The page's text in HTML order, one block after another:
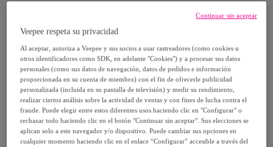
Entrega
Envío gratis
Entrega: Entre el15/08y el18/08
¿Cómo funciona?
Veepee respeta su privacidad
Al aceptar, autoriza a Veepee y sus socios a usar rastreadores (como cookies u
otros identificadores como SDK, en adelante "Cookies") y a procesar sus datos
personales (como sus datos de navegación, datos de pedidos e información
proporcionada en su cuenta de miembro) con el fin de ofrecerle publicidad
personalizada (incluida en su pantalla de televisión) y medir su rendimiento,
realizar ciertos análisis sobre la actividad de ventas y con fines de lucha contra el
fraude. Puede elegir entre estos diferentes usos haciendo clic en "Configurar" o
rechazar todo haciendo clic en el botón "Continuar sin aceptar". Sus elecciones se
aplican solo a este navegador y/o dispositivo. Puede cambiar sus opciones en
cualquier momento haciendo clic en el enlace “Configurar” accesible a través del
Continuar sin aceptar